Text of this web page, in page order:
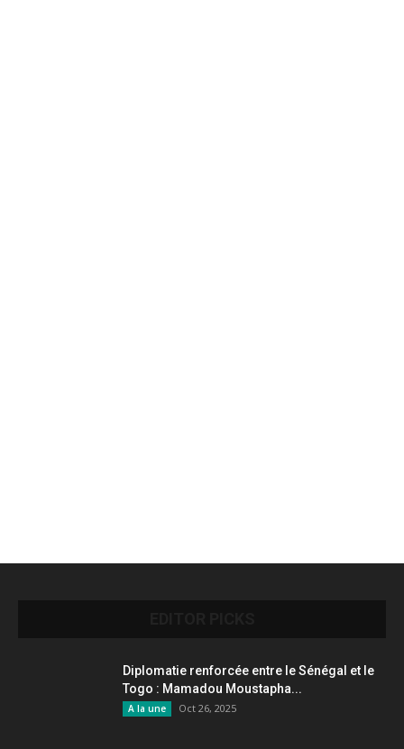
Diplomatie renforcée entre le Sénégal et le
Togo : Mamadou Moustapha...
A la une Oct 26, 2025